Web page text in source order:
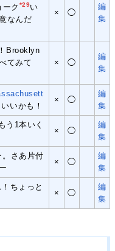
ク *29い
なんだ
× ◯
編
集
Brooklyn
てみて
× ◯
編
集
いかも！
× ◯
編
集
う1本いく
× ◯
編
集
さあ片付
× ◯
編
集
ちょっと
× ◯
編
集